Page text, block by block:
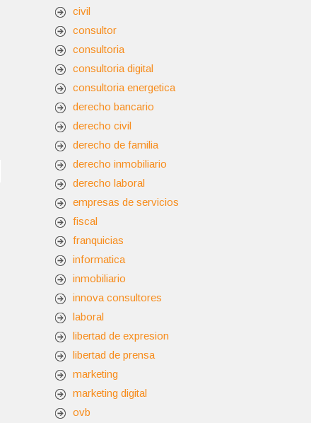
civil
consultor
consultoria
consultoria digital
consultoria energetica
derecho bancario
derecho civil
derecho de familia
derecho inmobiliario
derecho laboral
empresas de servicios
fiscal
franquicias
informatica
inmobiliario
innova consultores
laboral
libertad de expresion
libertad de prensa
marketing
marketing digital
ovb